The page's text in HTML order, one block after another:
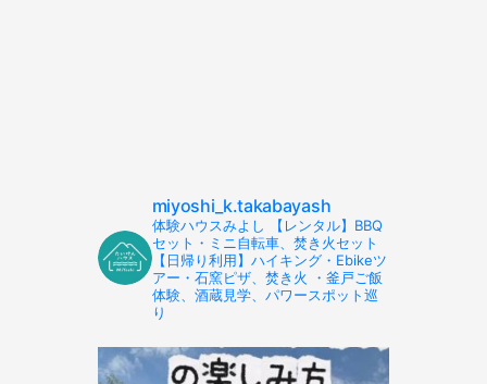
miyoshi_k.takabayash
体験ハウスみよし 【レンタル】BBQ
セット・ミニ自転車、焚き火セット
【日帰り利用】ハイキング・Ebikeツ
アー・石窯ピザ、焚き火 ・釜戸ご飯
体験、酒蔵見学、パワースポット巡
り